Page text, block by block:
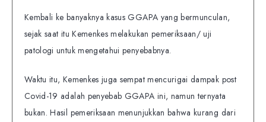
Kembali ke banyaknya kasus GGAPA yang bermunculan,
sejak saat itu Kemenkes melakukan pemeriksaan/ uji
patologi untuk mengetahui penyebabnya.
Waktu itu, Kemenkes juga sempat mencurigai dampak post
Covid-19 adalah penyebab GGAPA ini, namun ternyata
bukan. Hasil pemeriksaan menunjukkan bahwa kurang dari